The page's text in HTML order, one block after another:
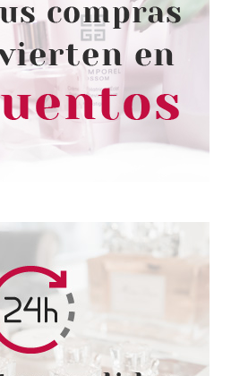
ECRAN
PROTECTORA
ACCION SPF 30 200
ML
desde
2.15€
SANDS